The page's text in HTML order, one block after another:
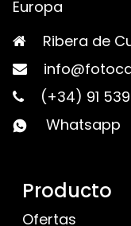
Europa
Ribera de
(+34) 91
Whatsapp
Producto
Ofertas